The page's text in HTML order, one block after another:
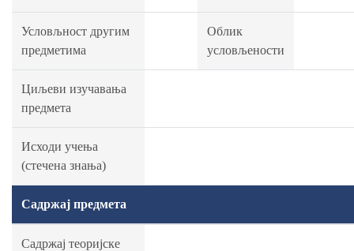
Условљност другим
предметима
Облик
условљености
Циљеви изучавања
предмета
Исходи учења
(стечена знања)
Садржај предмета
Садржај теоријске